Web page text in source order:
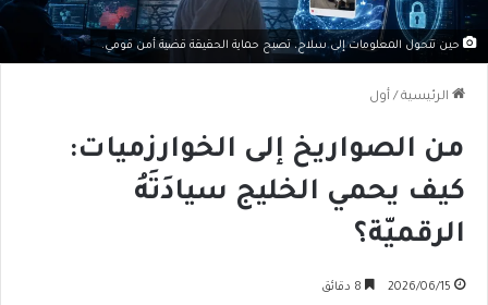
حين تتحول المعلومات إلى سلاح، تصبح حماية الحقيقة قضية أمن قومي.
الرئيسية / أول
من الصواريخ إلى الخوارزميات:
كيف يحمي الخليج سيادَتَهُ
الرقميّة؟
2026/06/15